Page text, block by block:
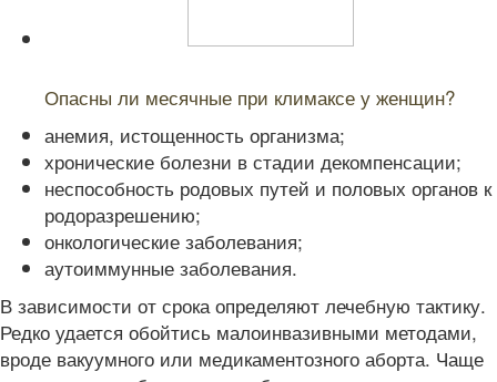
Опасны ли месячные при климаксе у женщин?
анемия, истощенность организма;
хронические болезни в стадии декомпенсации;
неспособность родовых путей и половых органов к
родоразрешению;
онкологические заболевания;
аутоиммунные заболевания.
В зависимости от срока определяют лечебную тактику.
Редко удается обойтись малоинвазивными методами,
вроде вакуумного или медикаментозного аборта. Чаще